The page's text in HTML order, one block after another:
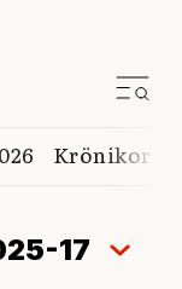
Krönikor
17